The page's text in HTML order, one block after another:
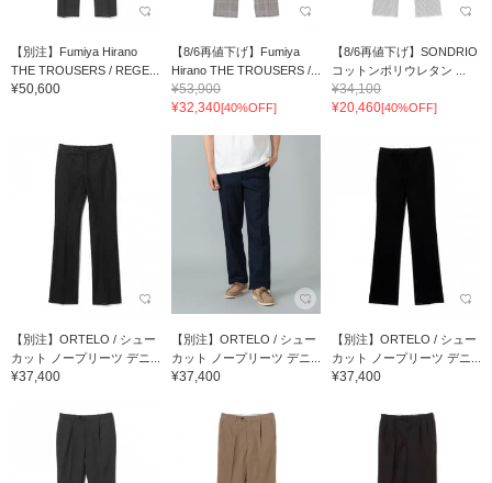
【別注】Fumiya Hirano
THE TROUSERS / REGE...
¥50,600
【8/6再値下げ】Fumiya
Hirano THE TROUSERS /...
¥53,900
¥32,340[40%OFF]
【8/6再値下げ】SONDRIO
コットンポリウレタン ...
¥34,100
¥20,460[40%OFF]
【別注】ORTELO / シュー
カット ノープリーツ デニ...
¥37,400
【別注】ORTELO / シュー
カット ノープリーツ デニ...
¥37,400
【別注】ORTELO / シュー
カット ノープリーツ デニ...
¥37,400